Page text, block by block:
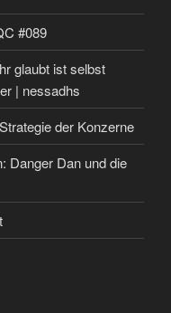
#089
glaubt ist selbst
| nessadhs
der Konzerne
Danger Dan und die